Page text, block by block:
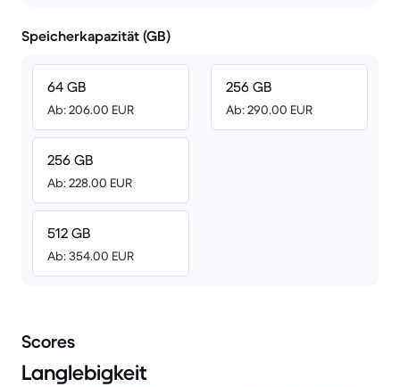
Speicherkapazität (GB)
64 GB
Ab: 206.00 EUR
256 GB
Ab: 228.00 EUR
512 GB
Ab: 354.00 EUR
256 GB
Ab: 290.00 EUR
Scores
Langlebigkeit